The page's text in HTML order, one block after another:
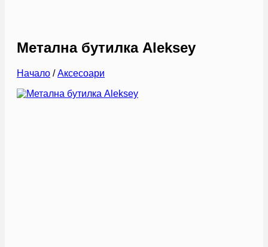
Метална бутилка Aleksey
Начало / Аксесоари